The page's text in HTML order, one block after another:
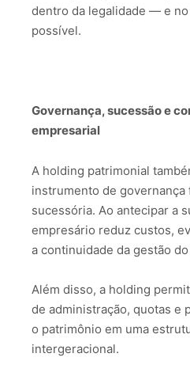
dentro da legalidade — e
possível.
Governança, sucessão e
empresarial
A holding patrimonial
instrumento de governança
sucessória. Ao antecipar a
empresário reduz custos,
a continuidade da gestão
Além disso, a holding
de administração, quotas e
o patrimônio em uma
intergeracional.